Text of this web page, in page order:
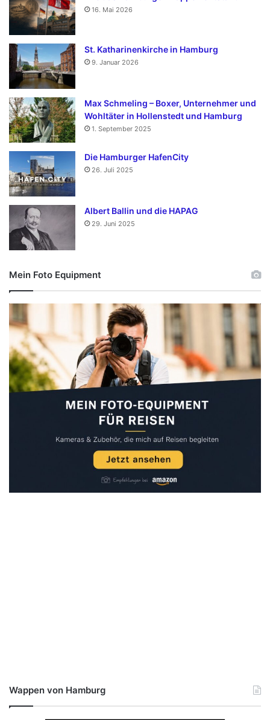
16. Mai 2026
St. Katharinenkirche in Hamburg
9. Januar 2026
Max Schmeling – Boxer, Unternehmer und
Wohltäter in Hollenstedt und Hamburg
1. September 2025
Die Hamburger HafenCity
26. Juli 2025
Albert Ballin und die HAPAG
29. Juni 2025
Mein Foto Equipment
Wappen von Hamburg